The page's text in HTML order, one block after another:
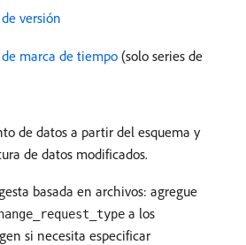
versión
marca de tiempo(solo series de
de datos a partir del esquema y
de datos modificados.
basada en archivos: agregue
a los
si necesita especificar